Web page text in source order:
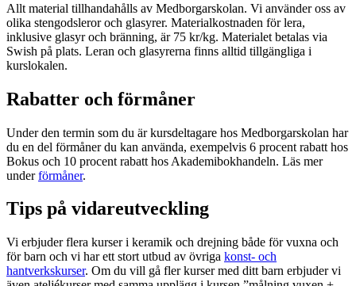
Allt material tillhandahålls av Medborgarskolan. Vi använder oss av
olika stengodsleror och glasyrer. Materialkostnaden för lera,
inklusive glasyr och bränning, är 75 kr/kg. Materialet betalas via
Swish på plats. Leran och glasyrerna finns alltid tillgängliga i
kurslokalen.
Rabatter och förmåner
Under den termin som du är kursdeltagare hos Medborgarskolan har
du en del förmåner du kan använda, exempelvis 6 procent rabatt hos
Bokus och 10 procent rabatt hos Akademibokhandeln. Läs mer
underförmåner.
Tips på vidareutveckling
Vi erbjuder flera kurser i keramik och drejning både för vuxna och
för barn och vi har ett stort utbud av övriga konst- och
hantverkskurser. Om du vill gå fler kurser med ditt barn erbjuder vi